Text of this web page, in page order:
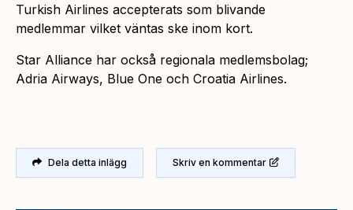
Turkish Airlines accepterats som blivande
medlemmar vilket väntas ske inom kort.
Star Alliance har också regionala medlemsbolag;
Adria Airways, Blue One och Croatia Airlines.
Dela detta inlägg Skriv en kommentar